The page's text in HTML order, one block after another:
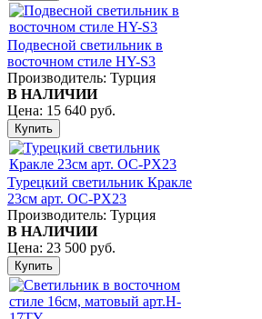
Подвесной светильник в
восточном стиле HY-S3
Производитель: Турция
В НАЛИЧИИ
Цена: 15 640 руб.
Турецкий светильник Кракле
23см арт. OC-PX23
Производитель: Турция
В НАЛИЧИИ
Цена: 23 500 руб.